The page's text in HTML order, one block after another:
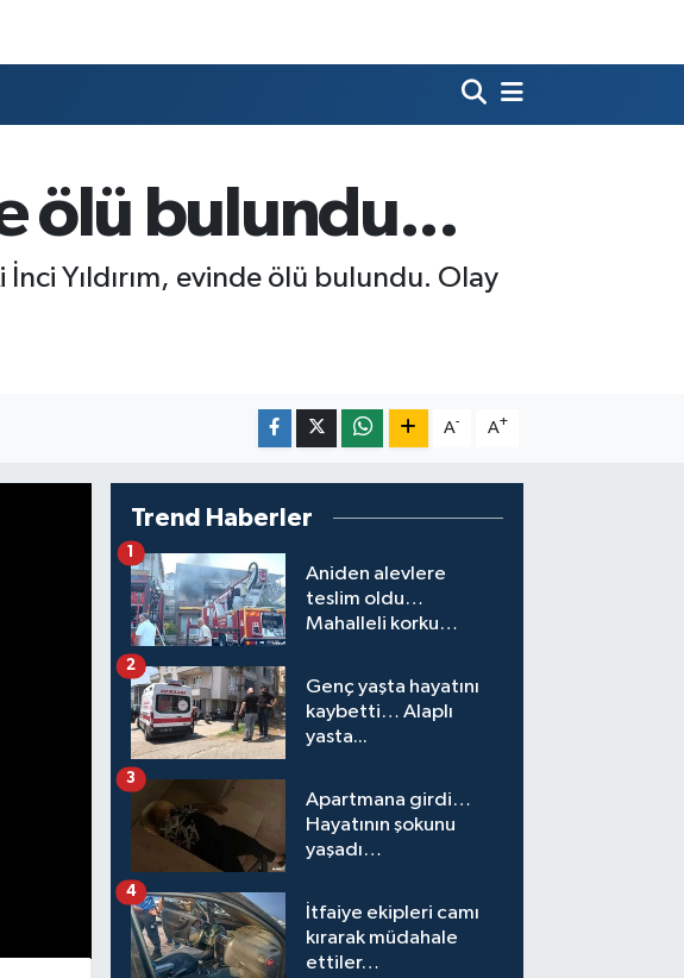
ölü bulundu...
Yıldırım, evinde ölü bulundu. Olay
A- A+
Trend Haberler
Aniden alevlere
teslim oldu…
Mahalleli korku
1
Genç yaşta hayatını
kaybetti… Alaplı
yasta...
2
Apartmana girdi…
Hayatının şokunu
yaşadı…
3
İtfaiye ekipleri camı
kırarak müdahale
ettiler…
4